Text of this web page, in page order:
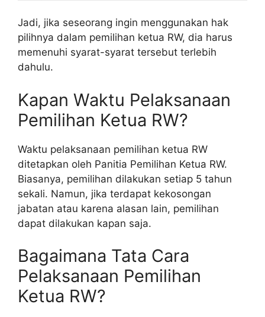
Jadi, jika seseorang ingin menggunakan hak
pilihnya dalam pemilihan ketua RW, dia harus
memenuhi syarat-syarat tersebut terlebih
dahulu.
Kapan Waktu Pelaksanaan
Pemilihan Ketua RW?
Waktu pelaksanaan pemilihan ketua RW
ditetapkan oleh Panitia Pemilihan Ketua RW.
Biasanya, pemilihan dilakukan setiap 5 tahun
sekali. Namun, jika terdapat kekosongan
jabatan atau karena alasan lain, pemilihan
dapat dilakukan kapan saja.
Bagaimana Tata Cara
Pelaksanaan Pemilihan
Ketua RW?